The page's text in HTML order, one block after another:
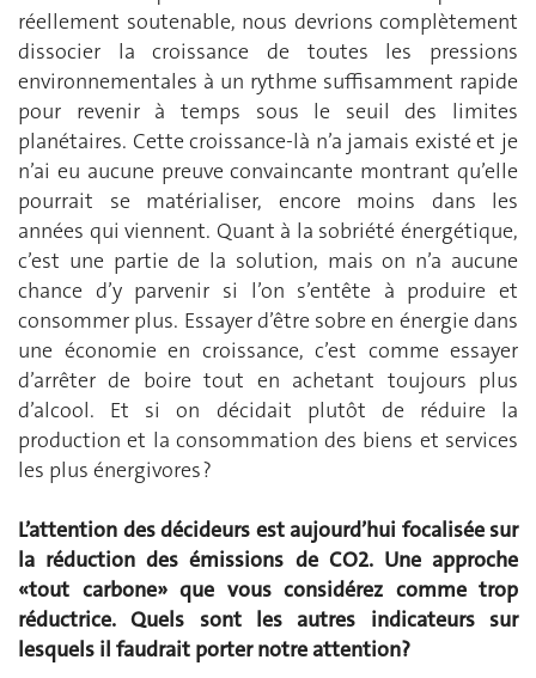
réellement soutenable, nous devrions complètement
dissocier la croissance de toutes les pressions
environnementales à un rythme suffisamment rapide
pour revenir à temps sous le seuil des limites
planétaires. Cette croissance-là n’a jamais existé et je
n’ai eu aucune preuve convaincante montrant qu’elle
pourrait se matérialiser, encore moins dans les
années qui viennent. Quant à la sobriété énergétique,
c’est une partie de la solution, mais on n’a aucune
chance d’y parvenir si l’on s’entête à produire et
consommer plus. Essayer d’être sobre en énergie dans
une économie en croissance, c’est comme essayer
d’arrêter de boire tout en achetant toujours plus
d’alcool. Et si on décidait plutôt de réduire la
production et la consommation des biens et services
les plus énergivores ?
L’attention des décideurs est aujourd’hui focalisée sur
la réduction des émissions de CO2. Une approche
«tout carbone» que vous considérez comme trop
réductrice. Quels sont les autres indicateurs sur
lesquels il faudrait porter notre attention?